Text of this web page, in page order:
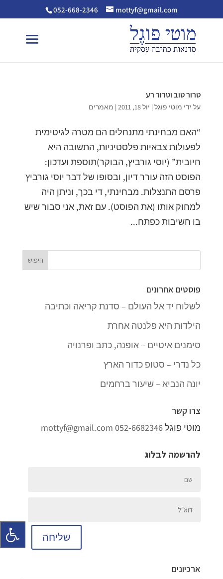
052-668-2346 mottyf@gmail.com
טרור טוב וטרור רע
על ידי מוטי פוגל| יול 18, 2011 | מאמרים
“האם מבחינתי מתנחלים הם מטרה לגיטימית
לפעולות צבאיות פלסטיניות, התשובה היא
חיובית” (יוסי גורביץ, הבוקר)תוספת ועדכון:
הפוסט הזה עורר דיון, ובסופו של דבר יוסי גורביץ
פרסם התנצלות. מבחינתי, די בכך, וניתן היה
למחוק אותו (את הפוסט). עם זאת, אני סבור שיש
בו חשיבות כפתח...
פוסטים אחרונים
לשלוח יד אל העולם – סדנת קריאה וכתיבה
הילדות היא פלנטה אחרת
סימנים איטיים – אופנה, כתב ופרנויה
כל נדרי – סטופ כדור הארץ
יונה הנביא – שיעור ברחמים
צרו קשר
מוטי פוגל052-6682346
mottyf@gmail.com
להרשמה לבלוג
שליחה
ארכיונים